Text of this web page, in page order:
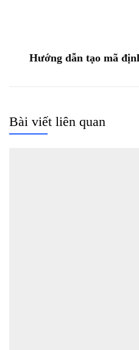
Hướng dẫn tạo mã
Bài viết liên quan